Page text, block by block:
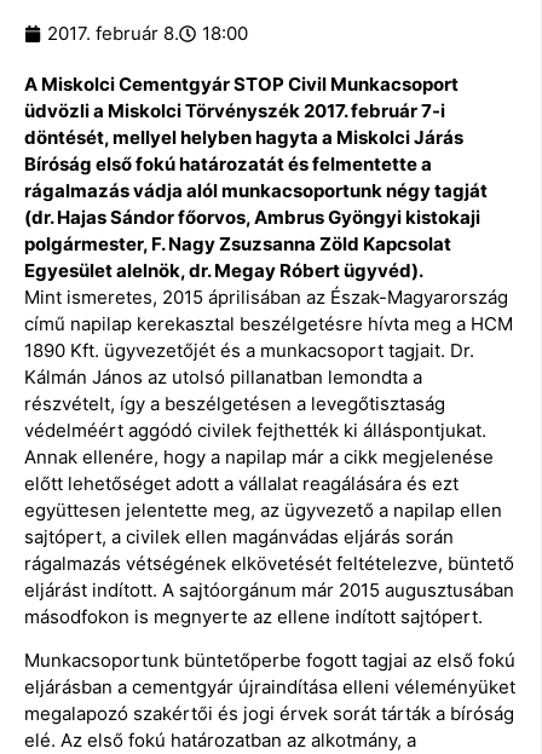
2017. február 8. 18:00
A Miskolci Cementgyár STOP Civil Munkacsoport
üdvözli a Miskolci Törvényszék 2017. február 7-i
döntését, mellyel helyben hagyta a Miskolci Járás
Bíróság első fokú határozatát és felmentette a
rágalmazás vádja alól munkacsoportunk négy tagját
(dr. Hajas Sándor főorvos, Ambrus Gyöngyi kistokaji
polgármester, F. Nagy Zsuzsanna Zöld Kapcsolat
Egyesület alelnök, dr. Megay Róbert ügyvéd).
Mint ismeretes, 2015 áprilisában az Észak-Magyarország
című napilap kerekasztal beszélgetésre hívta meg a HCM
1890 Kft. ügyvezetőjét és a munkacsoport tagjait. Dr.
Kálmán János az utolsó pillanatban lemondta a
részvételt, így a beszélgetésen a levegőtisztaság
védelméért aggódó civilek fejthették ki álláspontjukat.
Annak ellenére, hogy a napilap már a cikk megjelenése
előtt lehetőséget adott a vállalat reagálására és ezt
együttesen jelentette meg, az ügyvezető a napilap ellen
sajtópert, a civilek ellen magánvádas eljárás során
rágalmazás vétségének elkövetését feltételezve, büntető
eljárást indított. A sajtóorgánum már 2015 augusztusában
másodfokon is megnyerte az ellene indított sajtópert.
Munkacsoportunk büntetőperbe fogott tagjai az első fokú
eljárásban a cementgyár újraindítása elleni véleményüket
megalapozó szakértői és jogi érvek sorát tárták a bíróság
elé. Az első fokú határozatban az alkotmány, a